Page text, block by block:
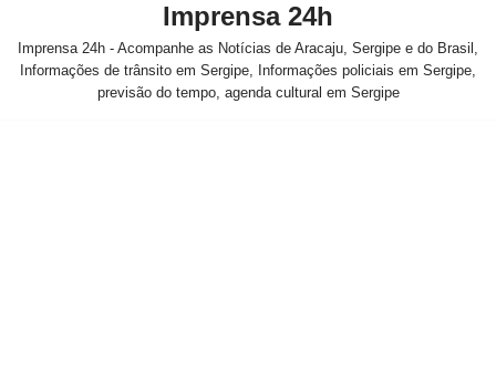
Imprensa 24h
Imprensa 24h - Acompanhe as Notícias de Aracaju, Sergipe e do Brasil,
Informações de trânsito em Sergipe, Informações policiais em Sergipe,
previsão do tempo, agenda cultural em Sergipe